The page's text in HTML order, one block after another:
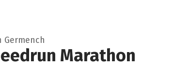
Germench
Marathon